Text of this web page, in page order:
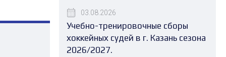
03.08.2026
Учебно-тренировочные сборы
хоккейных судей в г. Казань сезона
2026/2027.